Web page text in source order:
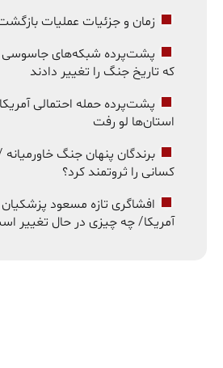
زمان و جزئیات عملیات
پشت‌پرده شبکه‌های جاسوسی
که تاریخ جنگ را تغییر دادند
پشت‌پرده حمله احتمالی
استان‌ها لو رفت
کسانی را ثروتمند کرد؟
افشاگری تازه مسعود
آمریکا/ چه چیزی در حال تغییر